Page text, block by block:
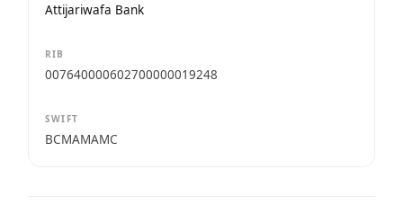
Attijariwafa Bank
RIB
007640000602700000019248
SWIFT
BCMAMAMC